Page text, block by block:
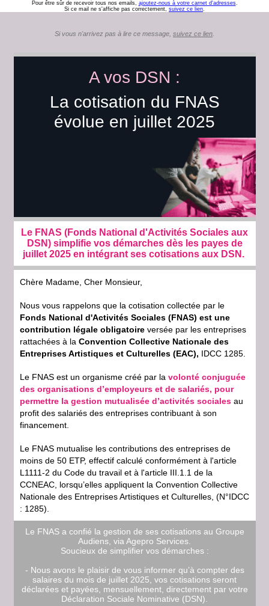
Pour être sûr de recevoir tous nos emails, ajoutez-nous à votre carnet d'adresses.
Si ce mail ne s'affiche pas correctement, suivez ce lien.
Si vous n'arrivez pas à lire ce message, suivez ce lien
A vos DSN :
La cotisation du FNAS
évolue en juillet 2025
Le FNAS (Fonds National d'Activités Sociales aux
DSN) simplifie vos démarches dès les payes de
juillet 2025 en intégrant ses cotisations aux DSN.
Chère Madame, Cher Monsieur,
Nous vous rappelons que la cotisation collectée par le
Fonds National d'Activités Sociales (FNAS) est une
contribution légale obligatoireversée par les entreprises
rattachées à la Convention Collective Nationale des
Entreprises Artistiques et Culturelles (EAC), IDCC 1285.
Le FNAS est un organisme créé par la volonté conjuguée
des organisations d’employeurs et de salariés, pour
permettre la gestion mutualisée d’activités socialesau
profit des salariés des entreprises contribuant à son
financement.
Le FNAS mutualise les contributions des entreprises de
moins de 50 ETP, effectif calculé conformément à l'article
L1111-2 du Code du travail et à l'article III.1.1 de la
CCNEAC, lorsqu’elles appliquent la Convention Collective
Nationale des Entreprises Artistiques et Culturelles, (N°IDCC
: 1285).
Le FNAS a confié la gestion de ses cotisations au Groupe
Audiens, via Agepro Services.
Soucieux de simplifier vos démarches :
- Nous avons le plaisir de vous informer qu’à compter des
salaires du mois de juillet 2025, vos cotisations seront
déclarées et payées, mensuellement, directement par votre
Déclaration Sociale Nominative (DSN).